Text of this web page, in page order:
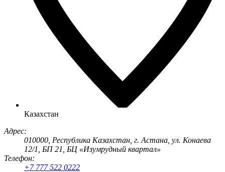
Казахстан
Адрес:
010000, Республика Казахстан, г. Астана, ул. Конаева
12/1, БП 21, БЦ «Изумрудный квартал»
Телефон:
+7 777 522 0222